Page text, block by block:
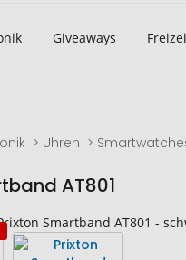
Giveaways
Uhren
AT801